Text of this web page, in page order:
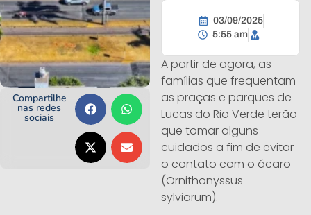
Compartilhe
nas redes
sociais
03/09/2025
5:55 am
A partir de agora, as
famílias que frequentam
as praças e parques de
Lucas do Rio Verde terão
que tomar alguns
cuidados a fim de evitar
o contato com o ácaro
(Ornithonyssus
sylviarum).